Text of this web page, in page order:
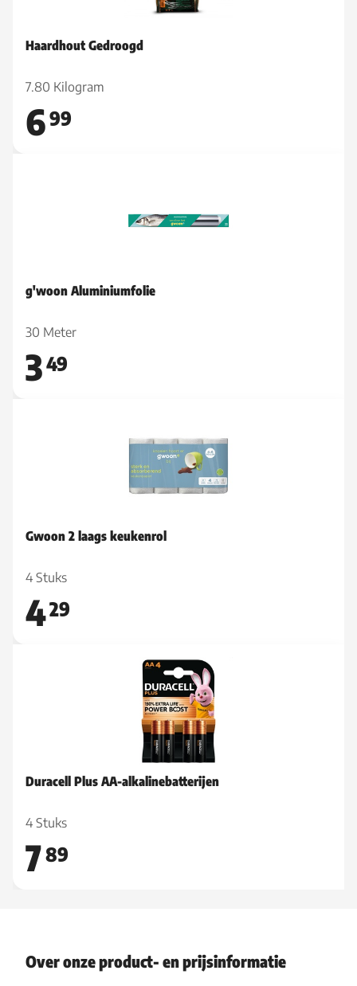
Haardhout Gedroogd
7.80 Kilogram
699
g'woon Aluminiumfolie
30 Meter
349
Gwoon 2 laags keukenrol
4 Stuks
429
Duracell Plus AA-alkalinebatterijen
4 Stuks
789
Over onze product- en prijsinformatie